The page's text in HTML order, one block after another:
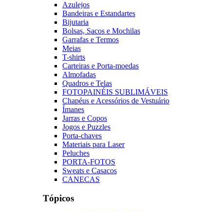
Azulejos
Bandeiras e Estandartes
Bijutaria
Bolsas, Sacos e Mochilas
Garrafas e Termos
Meias
T-shirts
Carteiras e Porta-moedas
Almofadas
Quadros e Telas
FOTOPAINÉIS SUBLIMÁVEIS
Chapéus e Acessórios de Vestuário
Ímanes
Jarras e Copos
Jogos e Puzzles
Porta-chaves
Materiais para Laser
Peluches
PORTA-FOTOS
Sweats e Casacos
CANECAS
Tópicos